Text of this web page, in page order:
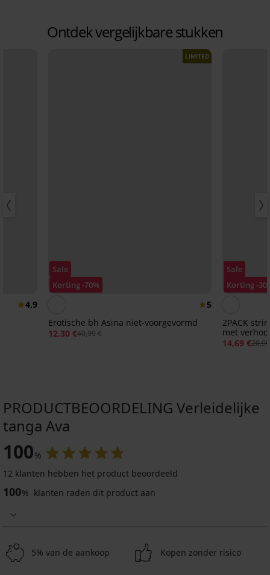
Ontdek vergelijkbare stukken
4,9
Sale
Korting -70%
LIMITED
5
Erotische bh Asina niet-voorgevormd
12,30 €40,99 €
Sale
Korting -
2PACK
met
14,69 €
PRODUCTBEOORDELING Verleidelijke
tanga Ava
100%
12 klanten hebben het product beoordeeld
100% klanten raden dit product aan
5% van de aankoop Kopen zonder risico